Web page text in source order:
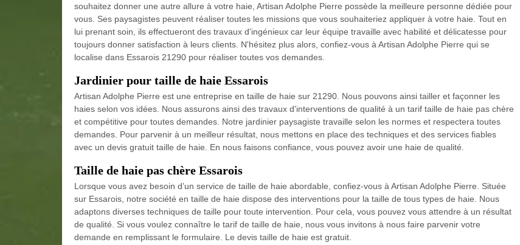
souhaitez donner une autre allure à votre haie, Artisan Adolphe Pierre possède la meilleure personne dédiée pour
vous. Ses paysagistes peuvent réaliser toutes les missions que vous souhaiteriez appliquer à votre haie. Tout en
lui prenant soin, ils effectueront des travaux d'ingénieux car leur équipe travaille avec habilité et délicatesse pour
toujours donner satisfaction à leurs clients. N'hésitez plus alors, confiez-vous à Artisan Adolphe Pierre qui se
localise dans Essarois 21290 pour réaliser toutes vos demandes.
Jardinier pour taille de haie Essarois
Artisan Adolphe Pierre est une entreprise en taille de haie sur 21290. Nous pouvons ainsi tailler et façonner les
haies selon vos idées. Nous assurons ainsi des travaux d'interventions de qualité à un tarif taille de haie pas chère
et compétitive pour toutes demandes. Notre jardinier paysagiste travaille selon les normes et respectera toutes
demandes. Pour parvenir à un meilleur résultat, nous mettons en place des techniques et des services fiables
avec un devis gratuit taille de haie. En nous faisons confiance, vous pouvez avoir une haie de qualité.
Taille de haie pas chère Essarois
Lorsque vous avez besoin d’un service de taille de haie abordable, confiez-vous à Artisan Adolphe Pierre. Située
sur Essarois, notre société en taille de haie dispose des interventions pour la taille de tous types de haie. Nous
adaptons diverses techniques de taille pour toute intervention. Pour cela, vous pouvez vous attendre à un résultat
de qualité. Si vous voulez connaître le tarif de taille de haie, nous vous invitons à nous faire parvenir votre
demande en remplissant le formulaire. Le devis taille de haie est gratuit.